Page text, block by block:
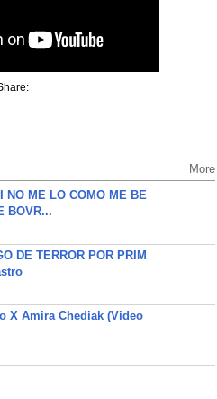
More
NO ME LO COMO ME BE
BOVR...
DE TERROR POR PRIM
X Amira Chediak (Video